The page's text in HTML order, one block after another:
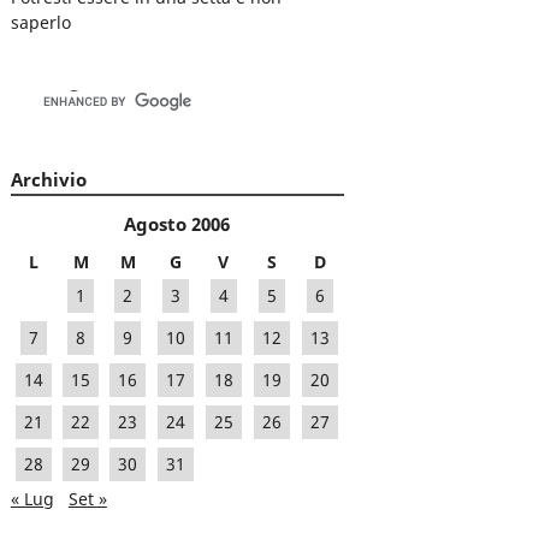
saperlo
Archivio
Agosto 2006
L M M G V S
D
1
2 3 4 5
6
7
8 9 10 11 12
13
14
15 16 17 18 19
20
21
22 23 24 25 26
27
28
29 30
31
« Lug
Set »